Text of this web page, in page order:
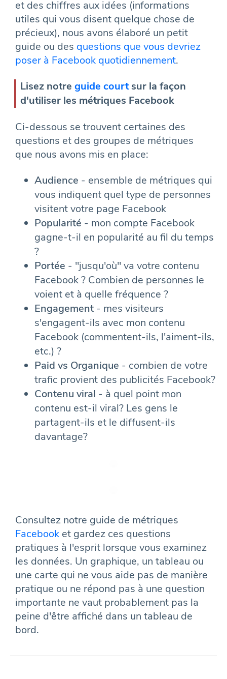
et des chiffres aux idées (informations
utiles qui vous disent quelque chose de
précieux), nous avons élaboré un petit
guide ou des questions que vous devriez
poser à Facebook quotidiennement.
Lisez notre guide courtsur la façon
d'utiliser les métriques Facebook
Ci-dessous se trouvent certaines des
questions et des groupes de métriques
que nous avons mis en place:
Audience - ensemble de métriques qui
vous indiquent quel type de personnes
visitent votre page Facebook
Popularité - mon compte Facebook
gagne-t-il en popularité au fil du temps
?
Portée - "jusqu'où" va votre contenu
Facebook ? Combien de personnes le
voient et à quelle fréquence ?
Engagement - mes visiteurs
s'engagent-ils avec mon contenu
Facebook (commentent-ils, l'aiment-ils,
etc.) ?
Paid vs Organique - combien de votre
trafic provient des publicités Facebook?
Contenu viral - à quel point mon
contenu est-il viral? Les gens le
partagent-ils et le diffusent-ils
davantage?
Consultez notre guide de métriques
Facebook et gardez ces questions
pratiques à l'esprit lorsque vous examinez
les données. Un graphique, un tableau ou
une carte qui ne vous aide pas de manière
pratique ou ne répond pas à une question
importante ne vaut probablement pas la
peine d'être affiché dans un tableau de
bord.